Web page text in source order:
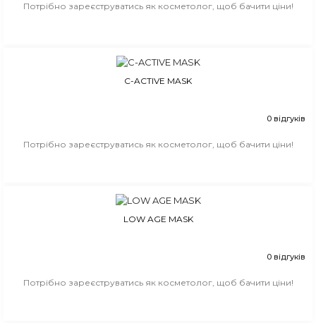
Потрібно зареєструватись як косметолог, щоб бачити ціни!
C-ACTIVE MASK
0 відгуків
Потрібно зареєструватись як косметолог, щоб бачити ціни!
LOW AGE MASK
0 відгуків
Потрібно зареєструватись як косметолог, щоб бачити ціни!